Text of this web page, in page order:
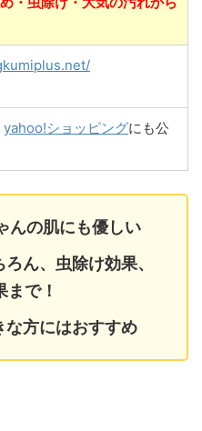
yahoo!ショッピングにも公
の肌にも優しい
ん、虫除け効果、
で！
方にはおすすめ